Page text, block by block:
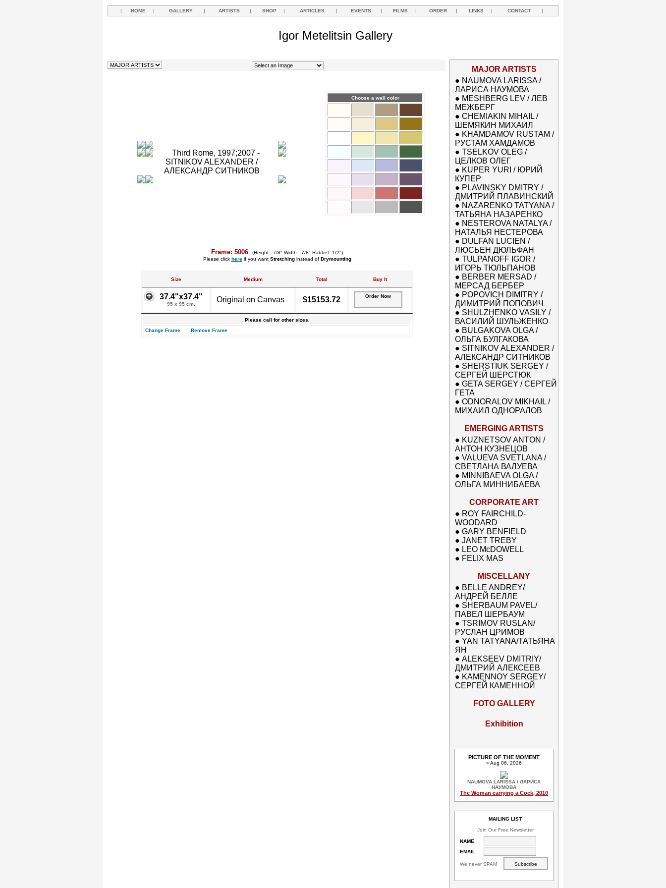
| HOME | GALLERY | ARTISTS | SHOP | ARTICLES | EVENTS | FILMS | ORDER | LINKS | CONTACT |
Igor Metelitsin Gallery
Choose a wall color
Frame: 5006
(Height= 7/8" Width= 7/8" Rabbet=1/2'')
Please click hereif you want Stretchinginstead of Drymounting
Size Medium Total Buy It
37.4"x37.4"
95 x 95 cm.
Original on Canvas $15153.72 Order Now
Please call for other sizes.
Change Frame
Remove Frame
MAJOR ARTISTS
● NAUMOVA LARISSA /
ЛАРИСА НАУМОВА
● MESHBERG LEV / ЛЕВ
МЕЖБЕРГ
● CHEMIAKIN MIHAIL /
ШЕМЯКИН МИХАИЛ
● KHAMDAMOV RUSTAM /
РУСТАМ ХАМДАМОВ
● TSELKOV OLEG /
ЦЕЛКОВ ОЛЕГ
● KUPER YURI / ЮРИЙ
КУПЕР
● PLAVINSKY DMITRY /
ДМИТРИЙ ПЛАВИНСКИЙ
● NAZARENKO TATYANA /
ТАТЬЯНА НАЗАРЕНКО
● NESTEROVA NATALYA /
НАТАЛЬЯ НЕСТЕРОВА
● DULFAN LUCIEN /
ЛЮСЬЕН ДЮЛЬФАН
● TULPANOFF IGOR /
ИГОРЬ ТЮЛЬПАНОВ
● BERBER MERSAD /
МЕРСАД БЕРБЕР
● POPOVICH DIMITRY /
ДИМИТРИЙ ПОПОВИЧ
● SHULZHENKO VASILY /
ВАСИЛИЙ ШУЛЬЖЕНКО
● BULGAKOVA OLGA /
ОЛЬГА БУЛГАКОВА
● SITNIKOV ALEXANDER /
АЛЕКСАНДР СИТНИКОВ
● SHERSTIUK SERGEY /
СЕРГЕЙ ШЕРСТЮК
● GETA SERGEY / СЕРГЕЙ
ГЕТА
● ODNORALOV MIKHAIL /
МИХАИЛ ОДНОРАЛОВ
EMERGING ARTISTS
● KUZNETSOV ANTON /
АНТОН КУЗНЕЦОВ
● VALUEVA SVETLANA /
СВЕТЛАНА ВАЛУЕВА
● MINNIBAEVA OLGA /
ОЛЬГА МИННИБАЕВА
CORPORATE ART
● ROY FAIRCHILD-
WOODARD
● GARY BENFIELD
● JANET TREBY
● LEO McDOWELL
● FELIX MAS
MISCELLANY
● BELLE ANDREY/
АНДРЕЙ БЕЛЛЕ
● SHERBAUM PAVEL/
ПАВЕЛ ШЕРБАУМ
● TSRIMOV RUSLAN/
РУСЛАН ЦРИМОВ
● YAN TATYANA/ТАТЬЯНА
ЯН
● ALEKSEEV DMITRIY/
ДМИТРИЙ АЛЕКСЕЕВ
● KAMENNOY SERGEY/
СЕРГЕЙ КАМЕННОЙ
FOTO GALLERY
Exhibition
PICTURE OF THE MOMENT
» Aug 06, 2026
NAUMOVA LARISSA / ЛАРИСА
НАУМОВА
The Woman carrying a Cock, 2010
MAILING LIST
Join Our Free Newsletter
NAME
EMAIL
We never SPAM